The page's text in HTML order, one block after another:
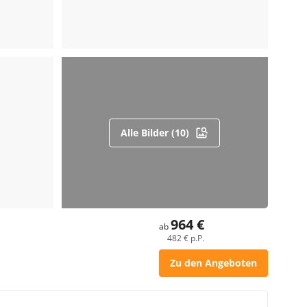
Alle Bilder (10)
ab964 €
482 € p.P.
Zu den Angeboten